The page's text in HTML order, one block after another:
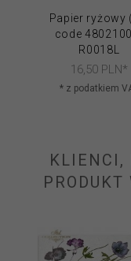
Papier ryżowy
code
R0018L
16,50 PLN*
* z podatkiem
KLIENCI,